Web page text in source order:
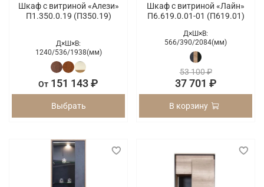
Шкаф с витриной «Алези»
П1.350.0.19 (П350.19)
Д×Ш×В:
1240/536/1938(мм)
От 151 143 ₽
Выбрать
Шкаф с витриной «Лайн»
П6.619.0.01-01 (П619.01)
Д×Ш×В:
566/390/2084(мм)
53 100 ₽
37 701 ₽
В корзину